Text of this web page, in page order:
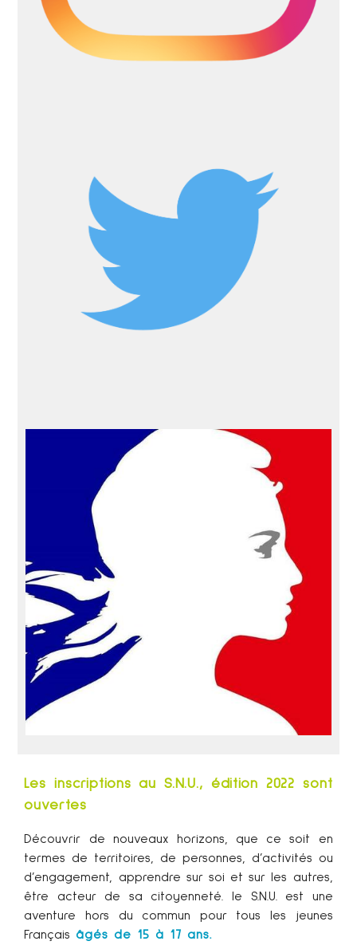
Les inscriptions au S.N.U., édition 2022 sont
ouvertes
Découvrir de nouveaux horizons, que ce soit en
termes de territoires, de personnes, d’activités ou
d’engagement, apprendre sur soi et sur les autres,
être acteur de sa citoyenneté. le S.N.U. est une
aventure hors du commun pour tous les jeunes
Françaisâgés de 15 à 17 ans.